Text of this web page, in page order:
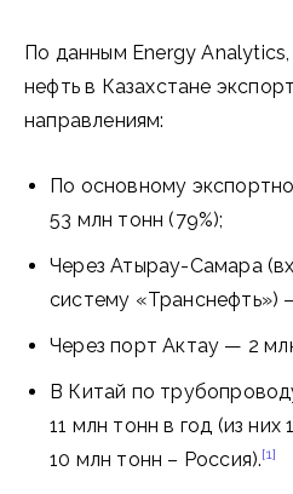
По данным Energy
нефть в Казахстане
направлениям:
По основному
53 млн тонн (79%);
Через Атырау-Самара
систему «Транснефть»)
Через порт Актау — 2
В Китай по
11 млн тонн в год (из них
10 млн тонн – Россия).[1]